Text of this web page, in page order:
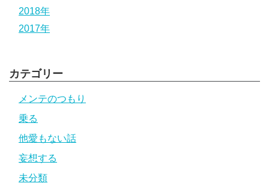
2018年
2017年
カテゴリー
メンテのつもり
乗る
他愛もない話
妄想する
未分類